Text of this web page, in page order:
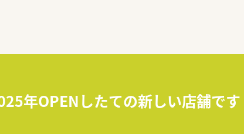
年OPENしたての新しい店舗で